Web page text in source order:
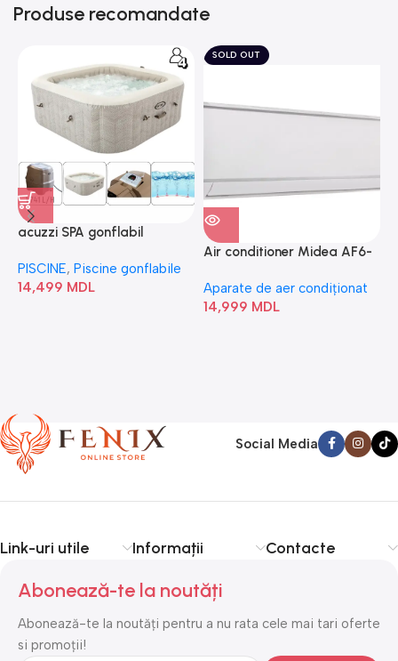
Produse recomandate
acuzzi SPA gonflabil
Bubble” 28446
PISCINE, Piscine gonflabile
14,499 MDL
SOLD OUT
Air conditioner Midea AF6-
Aparate de aer condiționat
14,999 MDL
Social Media
Link-uri utile Informații Contacte
Abonează-te la noutăți
Abonează-te la noutăți pentru a nu rata cele mai tari oferte
si promoții!